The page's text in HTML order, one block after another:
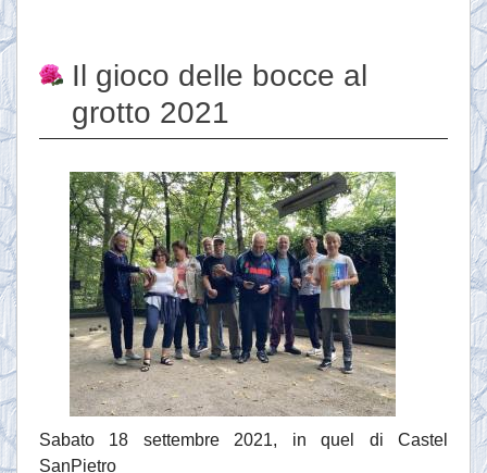
Servizi
Documentazione
Ordinazioni
Il gioco delle bocce al
grotto 2021
Sabato 18 settembre 2021, in quel di Castel
SanPietro